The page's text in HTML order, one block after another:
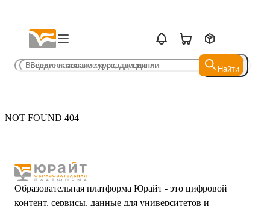
Найти
Найти
NOT FOUND 404
Образовательная платформа Юрайт - это цифровой
контент, сервисы, данные для университетов и